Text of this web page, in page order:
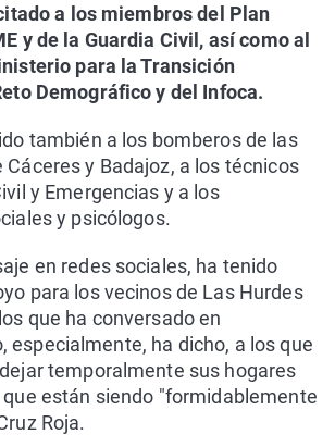
a los miembros del Plan
y de la Guardia Civil, así como al
para la Transición
Demográfico y del Infoca.
también a los bomberos de las
y Badajoz, a los técnicos
y Emergencias y a los
y psicólogos.
en redes sociales, ha tenido
para los vecinos de Las Hurdes
que ha conversado en
especialmente, ha dicho, a los que
temporalmente sus hogares
están siendo "formidablemente
Roja.